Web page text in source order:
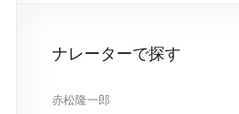
ナレーターで探す
赤松隆一郎